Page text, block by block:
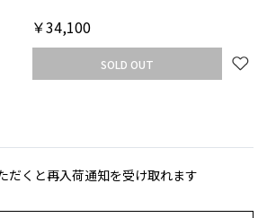
￥34,100
SOLD OUT
だくと再入荷通知を受け取れます